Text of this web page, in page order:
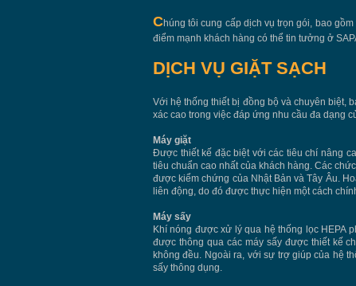
Chúng tôi cung cấp dịch vụ trọn gói, bao
điểm mạnh khách hàng có thể tin tưởng ở
DỊCH VỤ GIẶT SẠCH
Với hệ thống thiết bị đồng bộ và chuyên biệt,
xác cao trong việc đáp ứng nhu cầu đa dạng
Máy giặt
Được thiết kế đặc biệt với các tiêu chí nâng
tiêu chuẩn cao nhất của khách hàng. Các
được kiểm chứng của Nhật Bản và Tây Âu.
liên động, do đó được thực hiện một cách
Máy sấy
Khí nóng được xử lý qua hệ thống lọc HEPA
được thông qua các máy sấy được thiết kế
không đều. Ngoài ra, với sự trợ giúp của hệ
sấy thông dụng.